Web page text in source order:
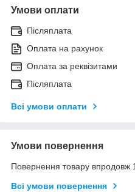
Умови оплати
Післяплата
Оплата на рахунок
Оплата за реквізитами
Післяплата
Всі умови оплати
Умови повернення
Повернення товару впродовж
Всі умови повернення